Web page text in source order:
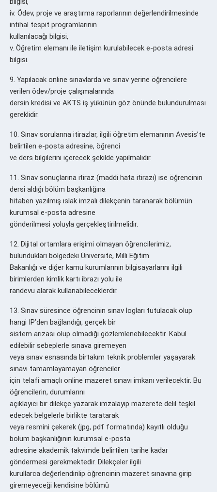
iv. Ödev, proje ve araştırma raporlarının değerlendirilmesinde
intihal tespit programlarının
kullanılacağı bilgisi,
v. Öğretim elemanı ile iletişim kurulabilecek e-posta adresi
bilgisi.
9. Yapılacak online sınavlarda ve sınav yerine öğrencilere
verilen ödev/proje çalışmalarında
dersin kredisi ve AKTS iş yükünün göz önünde bulundurulması
gereklidir.
10. Sınav sorularına itirazlar, ilgili öğretim elemanının Avesis’te
belirtilen e-posta adresine, öğrenci
ve ders bilgilerini içerecek şekilde yapılmalıdır.
11. Sınav sonuçlarına itiraz (maddi hata itirazı) ise öğrencinin
dersi aldığı bölüm başkanlığına
hitaben yazılmış ıslak imzalı dilekçenin taranarak bölümün
kurumsal e-posta adresine
gönderilmesi yoluyla gerçekleştirilmelidir.
12. Dijital ortamlara erişimi olmayan öğrencilerimiz,
bulundukları bölgedeki Üniversite, Milli Eğitim
Bakanlığı ve diğer kamu kurumlarının bilgisayarlarını ilgili
birimlerden kimlik kartı ibrazı yolu ile
randevu alarak kullanabileceklerdir.
13. Sınav süresince öğrencinin sınav logları tutulacak olup
hangi IP’den bağlandığı, gerçek bir
sistem arızası olup olmadığı gözlemlenebilecektir. Kabul
edilebilir sebeplerle sınava giremeyen
veya sınav esnasında birtakım teknik problemler yaşayarak
sınavı tamamlayamayan öğrenciler
için telafi amaçlı online mazeret sınavı imkanı verilecektir. Bu
öğrencilerin, durumlarını
açıklayıcı bir dilekçe yazarak imzalayıp mazerete delil teşkil
edecek belgelerle birlikte taratarak
veya resmini çekerek (jpg, pdf formatında) kayıtlı olduğu
bölüm başkanlığının kurumsal e-posta
adresine akademik takvimde belirtilen tarihe kadar
göndermesi gerekmektedir. Dilekçeler ilgili
kurullarca değerlendirilip öğrencinin mazeret sınavına girip
giremeyeceği kendisine bölümü